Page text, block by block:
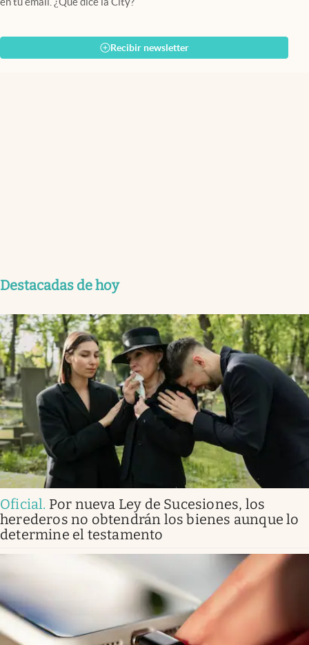
Recibir newsletter
Destacadas de hoy
Oficial. Por nueva Ley de Sucesiones, los
herederos no obtendrán los bienes aunque lo
determine el testamento